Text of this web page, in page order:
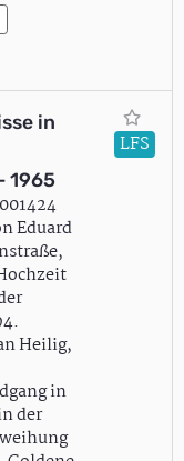
in
1965
Eduard
Heilig,
in
der
LFS